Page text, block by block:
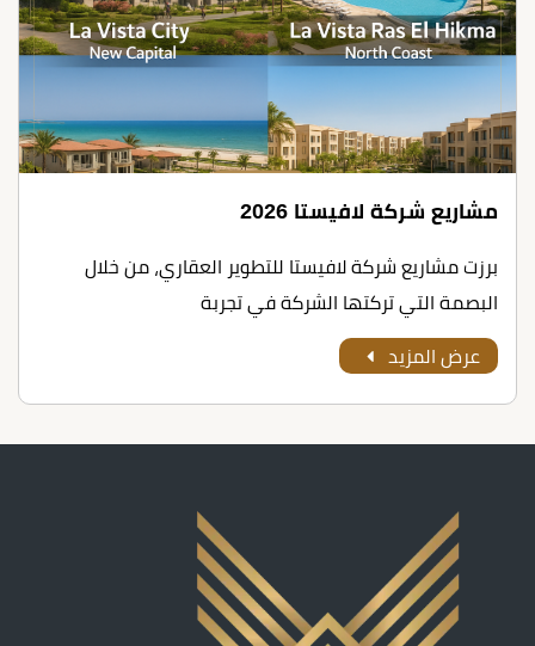
مشاريع شركة لافيستا 2026
برزت مشاريع شركة لافيستا للتطوير العقاري، من خلال
البصمة التي تركتها الشركة في تجربة
عرض المزيد